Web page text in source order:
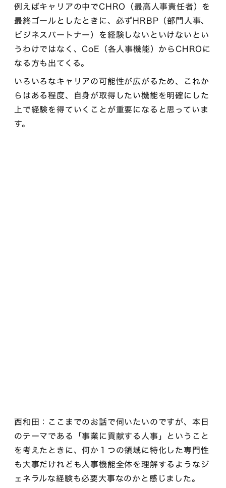
例えばキャリアの中でCHRO（最高人事責任者）を
最終ゴールとしたときに、必ずHRBP（部門人事、
ビジネスパートナー）を経験しないといけないとい
うわけではなく、CoE（各人事機能）からCHROに
なる方も出てくる。
いろいろなキャリアの可能性が広がるため、これか
らはある程度、自身が取得したい機能を明確にした
上で経験を得ていくことが重要になると思っていま
す。
西和田：ここまでのお話で伺いたいのですが、本日
のテーマである「事業に貢献する人事」ということ
を考えたときに、何か１つの領域に特化した専門性
も大事だけれども人事機能全体を理解するようなジ
ェネラルな経験も必要大事なのかと感じました。